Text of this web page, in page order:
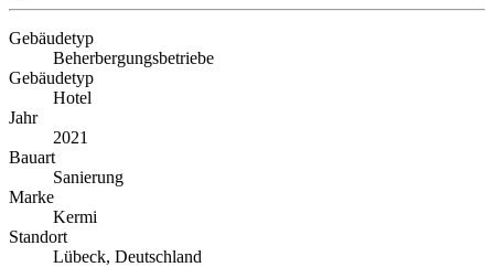
Gebäudetyp
Beherbergungsbetriebe
Gebäudetyp
Hotel
Jahr
2021
Bauart
Sanierung
Marke
Kermi
Standort
Lübeck, Deutschland